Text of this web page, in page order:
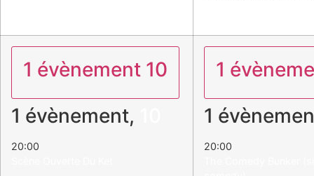
1 évènement 10
1 évènement,
20:00
1
1
20:00